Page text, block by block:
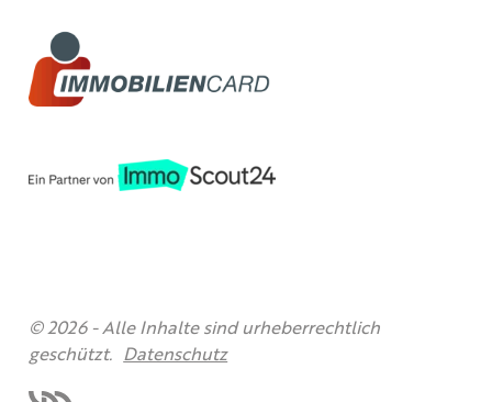
© 2026 -Alle Inhalte sind urheberrechtlich
geschützt.
Datenschutz